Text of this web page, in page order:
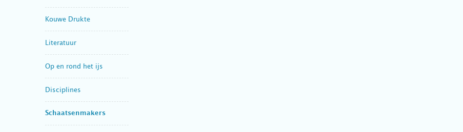
Kouwe Drukte
Literatuur
Op en rond het ijs
Disciplines
Schaatsenmakers